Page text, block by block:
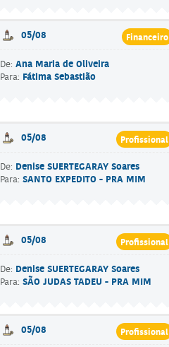
Financeiro
05/08
De: Ana Maria de Oliveira
Para: Fátima Sebastião
Profissional
05/08
De: Denise SUERTEGARAY Soares
Para: SANTO EXPEDITO - PRA MIM
Profissional
05/08
De: Denise SUERTEGARAY Soares
Para: SÃO JUDAS TADEU - PRA MIM
Profissional
05/08